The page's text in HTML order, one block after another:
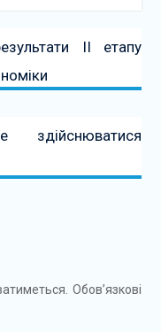
ІІ етапу
Обов’язкові